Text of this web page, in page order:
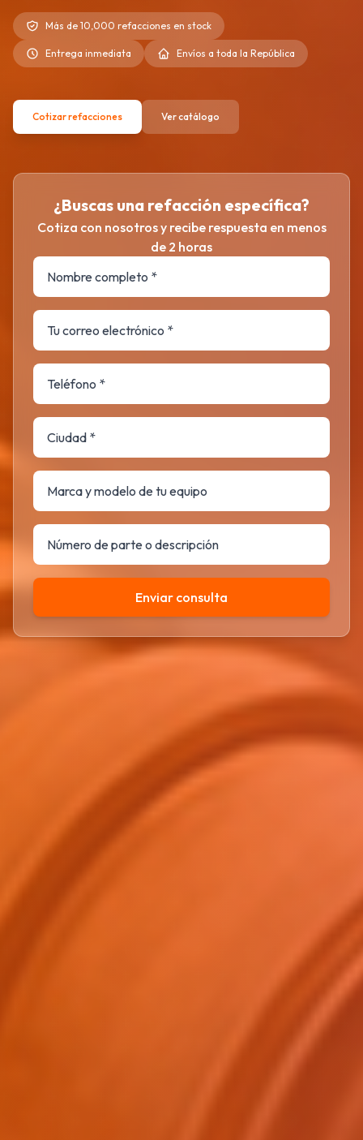
Más de 10,000 refacciones en stock
Entrega inmediata Envíos a toda la República
Cotizar refacciones Ver catálogo
¿Buscas una refacción específica?
Cotiza con nosotros y recibe respuesta en menos
de 2 horas
Enviar consulta